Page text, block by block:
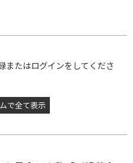
またはログインをしてくださ
で全て表示